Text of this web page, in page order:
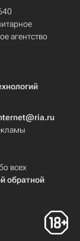
агентство
всех
обратной